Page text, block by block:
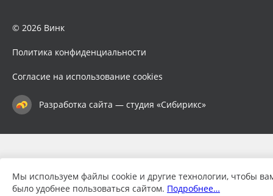
© 2026 Винк
Политика конфиденциальности
Согласие на использование cookies
Разработка сайта — студия «Сибирикс»
Мы используем файлы cookie и другие технологии, чтобы
было удобнее пользоваться сайтом. Подробнее…